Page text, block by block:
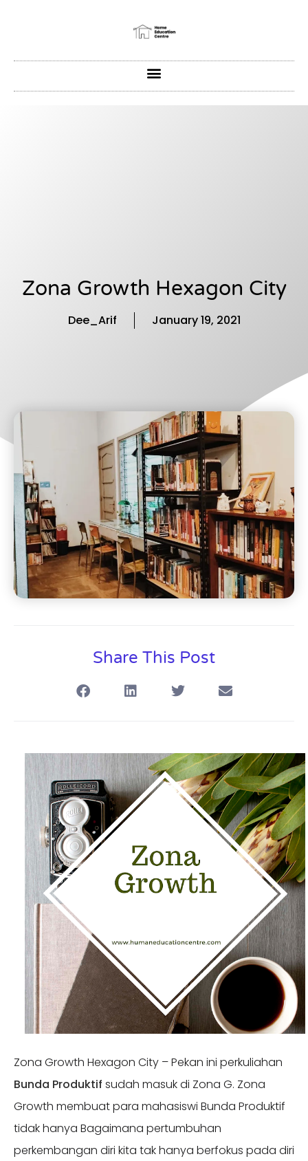
Zona Growth Hexagon City
Dee_Arif January 19, 2021
Share This Post
Zona Growth Hexagon City – Pekan ini perkuliahan
Bunda Produktif sudah masuk di Zona G. Zona
Growth membuat para mahasiswi Bunda Produktif
tidak hanya Bagaimana pertumbuhan
perkembangan diri kita tak hanya berfokus pada diri